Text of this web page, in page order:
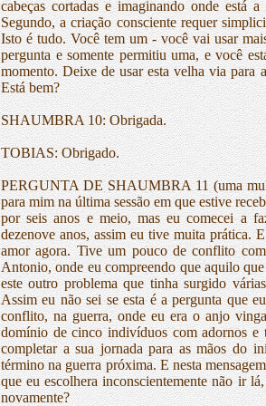
cabeças cortadas e imaginando onde está
Segundo, a criação consciente requer
Isto é tudo. Você tem um - você vai usar
pergunta e somente permitiu uma, e você
momento. Deixe de usar esta velha via para
Está bem?
SHAUMBRA 10: Obrigada.
TOBIAS: Obrigado.
PERGUNTA DE SHAUMBRA 11 (uma
para mim na última sessão em que estive
por seis anos e meio, mas eu comecei a
dezenove anos, assim eu tive muita prática.
amor agora. Tive um pouco de conflito
Antonio, onde eu compreendo que aquilo
este outro problema que tinha surgido
Assim eu não sei se esta é a pergunta que
conflito, na guerra, onde eu era o anjo
domínio de cinco indivíduos com adornos e
completar a sua jornada para as mãos do
término na guerra próxima. E nesta
que eu escolhera inconscientemente não ir
novamente?